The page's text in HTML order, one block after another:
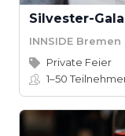
Silvester-
INNSIDE Bremen
Private Feier
1–50